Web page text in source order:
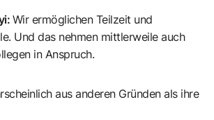
: Wir ermöglichen Teilzeit und
Und das nehmen mittlerweile auch
in Anspruch.
aus anderen Gründen als ihre